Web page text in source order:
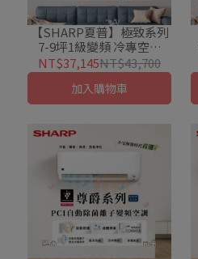
【SHARP夏普】極致系列
7-9坪1級變頻 冷專空調
(AH-50BESH/AU-
50BESH-W)
NT$37,145NT$43,700
加入購物車